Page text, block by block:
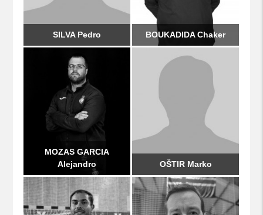
SILVA Pedro BOUKADIDA Chaker
MOZAS GARCIA
Alejandro
OŠTIR Marko